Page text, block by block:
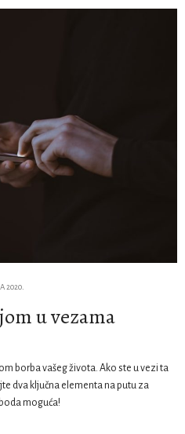
2020.
u vezama
borba vašeg života. Ako ste u vezi ta
dva ključna elementa na putu za
moguća!